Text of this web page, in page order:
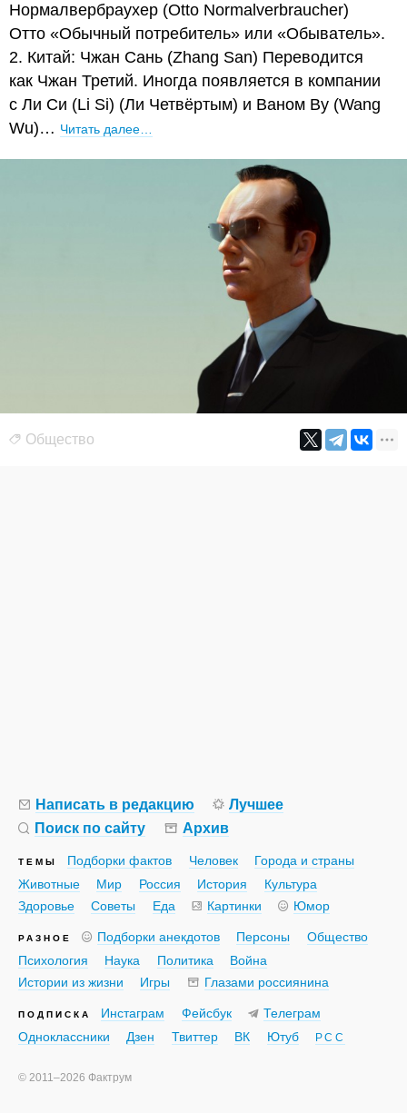
Нормалвербраухер (Otto Normalverbraucher)
Отто «Обычный потребитель» или «Обыватель».
2. Китай: Чжан Сань (Zhang San) Переводится
как Чжан Третий. Иногда появляется в компании
с Ли Си (Li Si) (Ли Четвёртым) и Ваном Ву (Wang
Wu)… Читать далее…
Общество
Написать в редакцию
Лучшее
Поиск по сайту
Архив
ТЕМЫ Подборки фактов Человек
Города и страны
Животные
Мир Россия История
Культура
Здоровье
Советы Еда Картинки Юмор
РАЗНОЕ Подборки анекдотов Персоны
Общество
Психология
Наука Политика
Война
Истории из жизни
Игры Глазами россиянина
ПОДПИСКА Инстаграм Фейсбук
Телеграм
Одноклассники
Дзен Твиттер ВК Ютуб РСС
© 2011–2026 Фактрум